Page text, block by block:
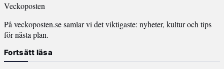
Veckoposten
På veckoposten.se samlar vi det viktigaste: nyheter, kultur och tips
för nästa plan.
Fortsätt läsa